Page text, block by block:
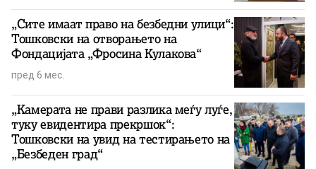
„Сите имаат право на безбедни улици“:
Тошковски на отворањето на
Фондацијата „Фросина Кулакова“
пред 6 мес.
„Камерата не прави разлика меѓу луѓе,
туку евидентира прекршок“:
Тошковски на увид на тестирањето на
„Безбеден град“